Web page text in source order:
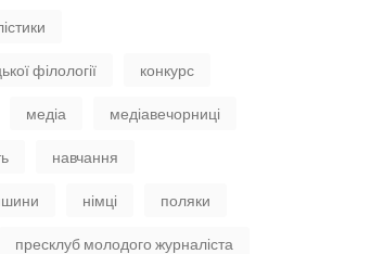
філології конкурс
медіа медіавечорниці
навчання
німці поляки
пресклуб молодого журналіста